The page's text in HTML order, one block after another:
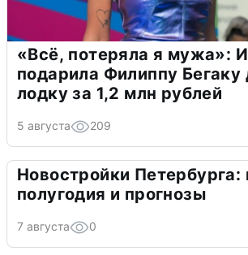
«Всё, потеряла я мужа»:
подарила Филиппу
лодку за 1,2 млн рублей
5 августа 209
Новостройки Петербурга:
полугодия и прогнозы
7 августа 0